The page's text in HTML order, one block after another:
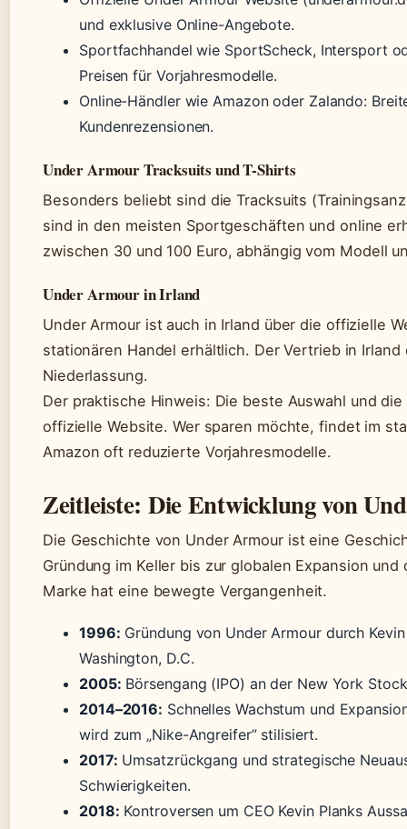
und exklusive Online-Angebote.
Sportfachhandel wie SportScheck, Intersport
Preisen für Vorjahresmodelle.
Online-Händler wie Amazon oder Zalando:
Kundenrezensionen.
Under Armour Tracksuits und T-Shirts
Besonders beliebt sind die Tracksuits
sind in den meisten Sportgeschäften und online
zwischen 30 und 100 Euro, abhängig vom Modell
Under Armour in Irland
Under Armour ist auch in Irland über die offizielle
stationären Handel erhältlich. Der Vertrieb in
Niederlassung.
Der praktische Hinweis: Die beste Auswahl und
offizielle Website. Wer sparen möchte, findet im
Amazon oft reduzierte Vorjahresmodelle.
Zeitleiste: Die Entwicklung von
Die Geschichte von Under Armour ist eine
Gründung im Keller bis zur globalen Expansion
Marke hat eine bewegte Vergangenheit.
1996: Gründung von Under Armour durch
Washington, D.C.
2005: Börsengang (IPO) an der New York
2014–2016: Schnelles Wachstum und
wird zum „Nike-Angreifer” stilisiert.
2017: Umsatzrückgang und strategische
Schwierigkeiten.
2018: Kontroversen um CEO Kevin Planks